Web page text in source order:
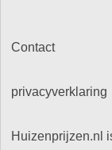
Contact
privacyverklaring
Huizenprijzen.nl